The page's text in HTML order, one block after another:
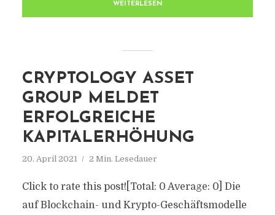
WEITERLESEN
CRYPTOLOGY ASSET
GROUP MELDET
ERFOLGREICHE
KAPITALERHÖHUNG
20. April 2021 2 Min. Lesedauer
Click to rate this post![Total: 0 Average: 0] Die
auf Blockchain- und Krypto-Geschäftsmodelle